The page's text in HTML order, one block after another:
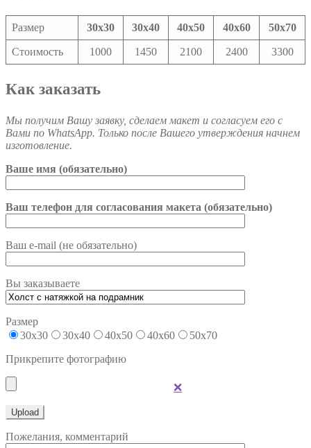
Размер 30х30 30х40 40х50 40х60 50х70
Стоимость 1000 1450 2100 2400 3300
Как заказать
Мы получим Вашу заявку, сделаем макет и согласуем его с
Вами по WhatsApp. Только после Вашего утверждения начнем
изготовление.
Ваше имя (обязательно)
Ваш телефон для согласования макета (обязательно)
Ваш e-mail (не обязательно)
Вы заказываете
Размер
30х30
30х40 40х50 40х60
50х70
Прикрепите фотографию
❌
Пожелания, комментарий